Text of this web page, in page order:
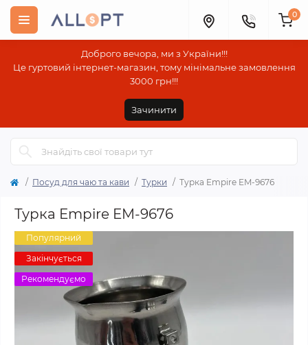
Доброго вечора, ми з України!!!
Це гуртовий інтернет-магазин, тому мінімальне замовлення
3000 грн!!!
Зачинити
0
Посуд для чаю та кави Турки Турка Empire EM-9676
Турка Empire EM-9676
Популярний
Закінчується
Рекомендуємо